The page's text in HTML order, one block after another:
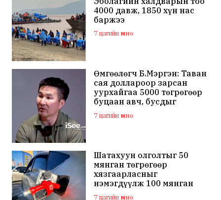
4000 давж, 1850 хүн нас
баржээ
7 цагийн өмнө
Өмгөөлөгч Б.Мэргэн: Таван
сая доллароор зарсан
уурхайгаа 5000 төгрөгөөр
буцаан авч, бусдыг
залилсан Ө.Ганзоригийн
өмгөөлөгч ёс зүйгүйгээр
7 цагийн өмнө
Шатахуун олголтыг 50
мянган төгрөгөөр
хязгаарласныг
нэмэгдүүлж 100 мянган
төгрөгт хүргэхээр судалж
7 цагийн өмнө